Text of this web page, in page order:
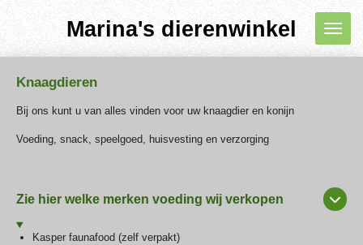
hoofdinhoud
Marina's dierenwinkel
Knaagdieren
Bij ons kunt u van alles vinden voor uw knaagdier en konijn
Voeding, snack, speelgoed, huisvesting en verzorging
Zie hier welke merken voeding wij verkopen
Kasper faunafood (zelf verpakt)